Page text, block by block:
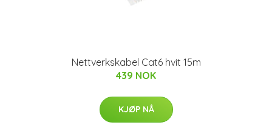
Nettverkskabel Cat6 hvit 15m
439 NOK
KJØP NÅ